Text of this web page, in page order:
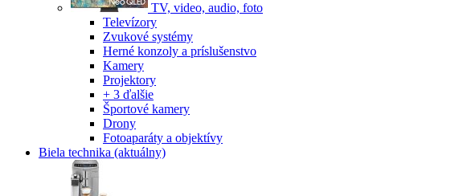
TV, video, audio, foto
Televízory
Zvukové systémy
Herné konzoly a príslušenstvo
Kamery
Projektory
+ 3 ďalšie
Športové kamery
Drony
Fotoaparáty a objektívy
Biela technika (aktuálny)